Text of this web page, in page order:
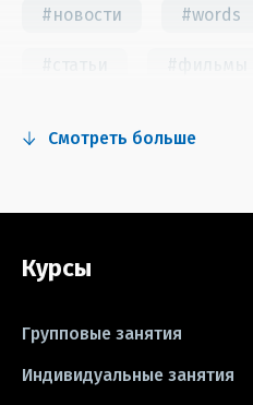
#новости #words
#grammar #writing
#песни
#школа #игры
Смотреть больше
Курсы
Групповые занятия
Индивидуальные занятия